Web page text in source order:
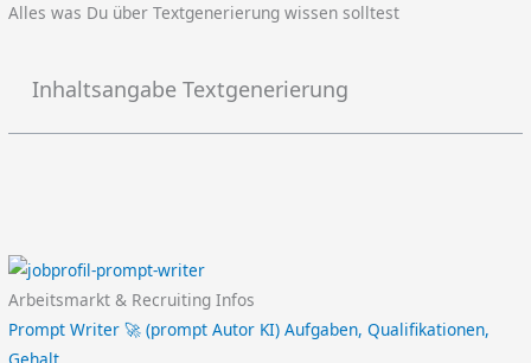
Alles was Du über Textgenerierung wissen solltest
Inhaltsangabe Textgenerierung
Arbeitsmarkt & Recruiting Infos
Prompt Writer 🚀 (prompt Autor KI) Aufgaben, Qualifikationen,